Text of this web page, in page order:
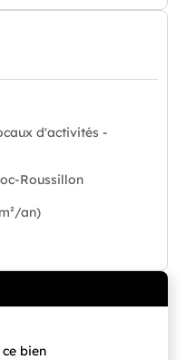
d'activités -
Roussillon
an)
bien